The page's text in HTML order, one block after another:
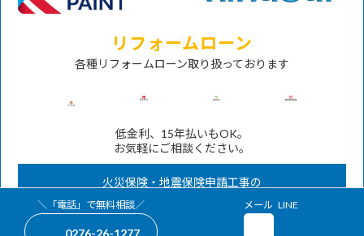
リフォームローン
各種リフォームローン取り扱っております
低金利、15年払いもOK。
お気軽にご相談ください。
火災保険・地震保険申請工事の
対応も承ります。
＼「電話」で無料相談／ メール
ア
グ
ル
LINE
ア
グ
ル